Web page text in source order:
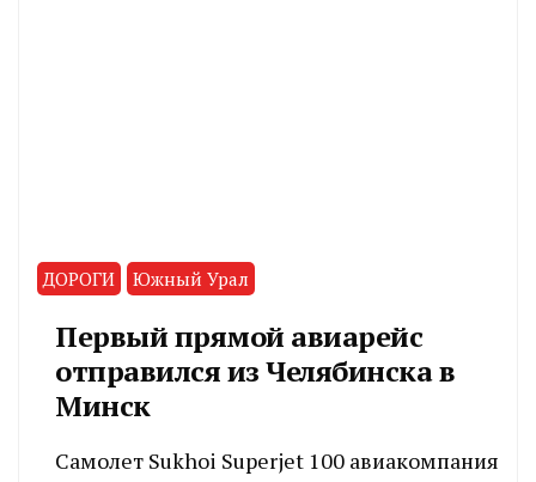
ДОРОГИ Южный Урал
Первый прямой авиарейс
отправился из Челябинска в
Минск
Самолет Sukhoi Superjet 100 авиакомпания